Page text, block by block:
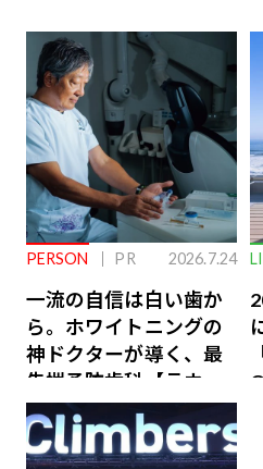
PERSON PR 2026.7.24
一流の自信は白い歯か
ら。ホワイトニングの
神ドクターが導く、最
先端予防歯科【ラウン
ジ会員特典あり】